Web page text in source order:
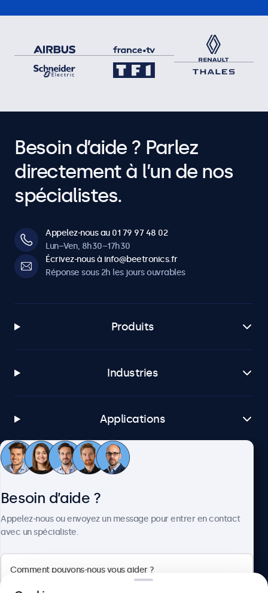
Besoin d’aide ? Parlez
directement à l’un de nos
spécialistes.
Appelez-nous au 01 79 97 48 02
Lun–Ven, 8h30–17h30
Écrivez-nous à info@beetronics.fr
Réponse sous 2h les jours ouvrables
Produits
Industries
Applications
Service client
Besoin d’aide ?
Appelez-nous ou envoyez un message pour entrer en contact
avec un spécialiste.